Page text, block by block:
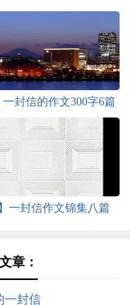
一封信的作文300字6篇
】一封信作文锦集八篇
章：
一封信